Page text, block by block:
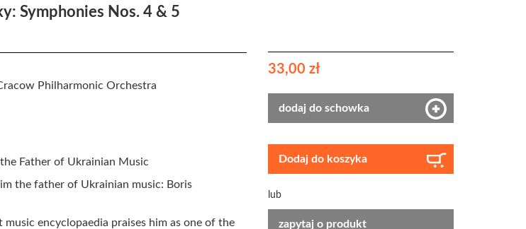
Symphonies Nos. 4 & 5
Philharmonic Orchestra
Father of Ukrainian Music
the father of Ukrainian music: Boris
music encyclopaedia praises him as one of the
33,00 zł
dodaj do schowka
Dodaj do koszyka
lub
zapytaj o produkt